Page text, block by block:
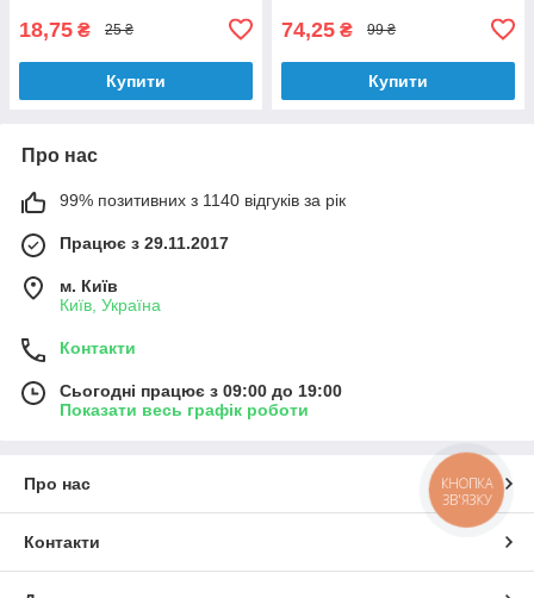
18,75 ₴ 25 ₴
Купити
74,25 ₴ 99 ₴
Купити
Про нас
99% позитивних з 1140 відгуків за рік
Працює з 29.11.2017
м. Київ
Київ, Україна
Контакти
Сьогодні працює з 09:00 до 19:00
Показати весь графік роботи
Про нас
Контакти
КНОПКА
ЗВ'ЯЗКУ